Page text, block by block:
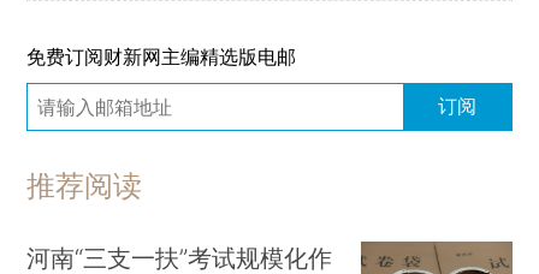
免费订阅财新网主编精选版电邮
订阅
推荐阅读
河南“三支一扶”考试规模化作